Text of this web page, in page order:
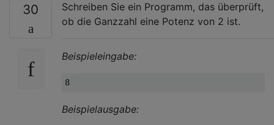
30
Schreiben Sie ein Programm, das überprüft,
ob die Ganzzahl eine Potenz von 2 ist.
Beispieleingabe:
Beispielausgabe: